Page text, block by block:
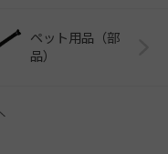
ペット用品（部
品）